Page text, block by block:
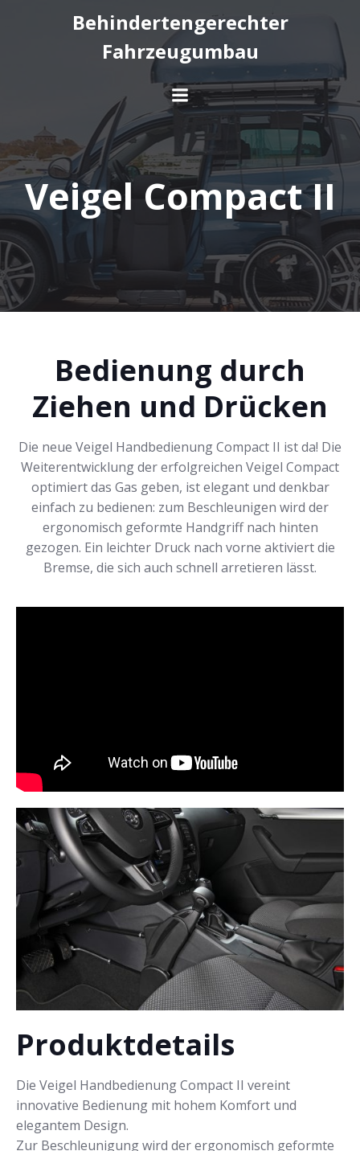
Behindertengerechter
Fahrzeugumbau
Veigel Compact II
Bedienung durch
Ziehen und Drücken
Die neue Veigel Handbedienung Compact II ist da! Die
Weiterentwicklung der erfolgreichen Veigel Compact
optimiert das Gas geben, ist elegant und denkbar
einfach zu bedienen: zum Beschleunigen wird der
ergonomisch geformte Handgriff nach hinten
gezogen. Ein leichter Druck nach vorne aktiviert die
Bremse, die sich auch schnell arretieren lässt.
Produktdetails
Die Veigel Handbedienung Compact II vereint
innovative Bedienung mit hohem Komfort und
elegantem Design.
Zur Beschleunigung wird der ergonomisch geformte